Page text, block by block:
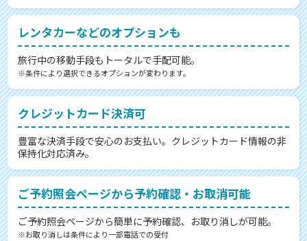
レンタカーなどのオプションも
旅行中の移動手段もトータルで手配可能。
※条件により選択できるオプションが変わります。
クレジットカード決済可
豊富な決済手段で安心のお支払い。クレジットカード情報の非
保持化対応済み。
ご予約照会ページから予約確認・お取消可能
ご予約照会ページから簡単に予約確認、お取り消しが可能。
※お取り消しは条件により一部電話での受付